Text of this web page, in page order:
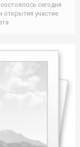
сегодня
открытия участие